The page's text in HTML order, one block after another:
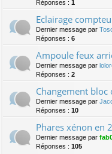
Réponses : 1
Eclairage
Dernier message par
Réponses : 6
Ampoule feux
Dernier message par
Réponses : 2
Changement bloc
Dernier message par
Réponses : 10
Phares xénon en
Dernier message par
Réponses : 105